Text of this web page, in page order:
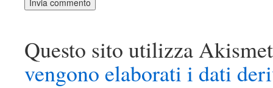
Questo sito utilizza
vengono elaborati i dati